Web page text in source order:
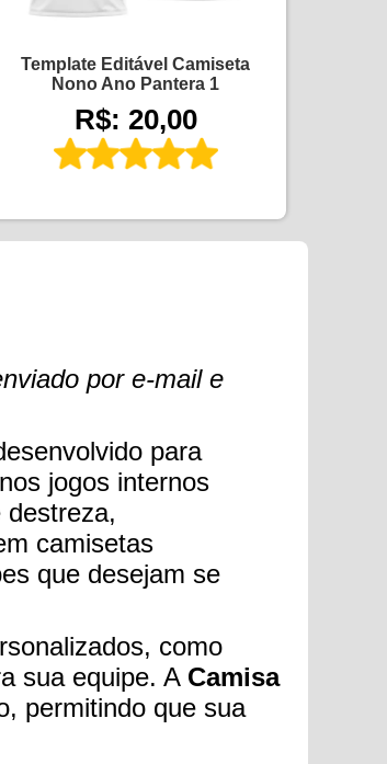
Template Editável Camiseta
Nono Ano Pantera 1
R$: 20,00
por e-mail e
para
jogos internos
camisetas
que desejam se
como
sua equipe. A Camisa
permitindo que sua